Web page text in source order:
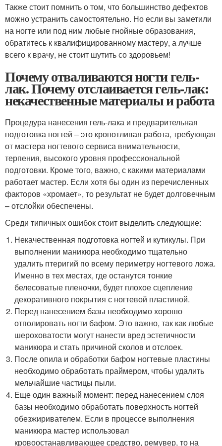
Также стоит помнить о том, что большинство дефектов
можно устранить самостоятельно. Но если вы заметили
на ногте или под ним любые гнойные образования,
обратитесь к квалифицированному мастеру, а лучше
всего к врачу, не стоит шутить со здоровьем!
Почему отваливаются ногти гель-
лак. Почему отслаивается гель-лак:
некачественные материалы и работа
Процедура нанесения гель-лака и предварительная
подготовка ногтей – это кропотливая работа, требующая
от мастера ногтевого сервиса внимательности,
терпения, высокого уровня профессиональной
подготовки. Кроме того, важно, с какими материалами
работает мастер. Если хотя бы один из перечисленных
факторов «хромает», то результат не будет долговечным
– отслойки обеспечены.
Среди типичных ошибок стоит выделить следующие:
Некачественная подготовка ногтей и кутикулы. При
выполнении маникюра необходимо тщательно
удалить птеригий по всему периметру ногтевого ложа.
Именно в тех местах, где останутся тонкие
белесоватые пленочки, будет плохое сцепление
декоративного покрытия с ногтевой пластиной.
Перед нанесением базы необходимо хорошо
отполировать ногти бафом. Это важно, так как любые
шероховатости могут нанести вред эстетичности
маникюра и стать причиной сколов и отслоек.
После опила и обработки бафом ногтевые пластины
необходимо обработать праймером, чтобы удалить
мельчайшие частицы пыли.
Еще один важный момент: перед нанесением слоя
базы необходимо обработать поверхность ногтей
обезжиривателем. Если в процессе выполнения
маникюра мастер использовал
кровоостанавливающее средство, ремувер, то на